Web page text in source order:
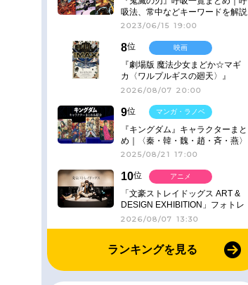
吸法、常中などキーワードを解説
2023/06/15 19:00
8位
『劇場版 魔法少女まどか☆マギ
カ〈ワルプルギスの廻天〉』
IMAX同時公開決定
2026/08/07 20:00
映画
9位
『キングダム』キャラクターまと
め｜〈秦・韓・魏・趙・斉・燕〉
2025/08/21 17:00
マンガ・ラノベ
10位
「文豪ストレイドッグス ART &
DESIGN EXHIBITION」フォトレ
ポート
2026/08/07 13:30
アニメ
ランキングを見る